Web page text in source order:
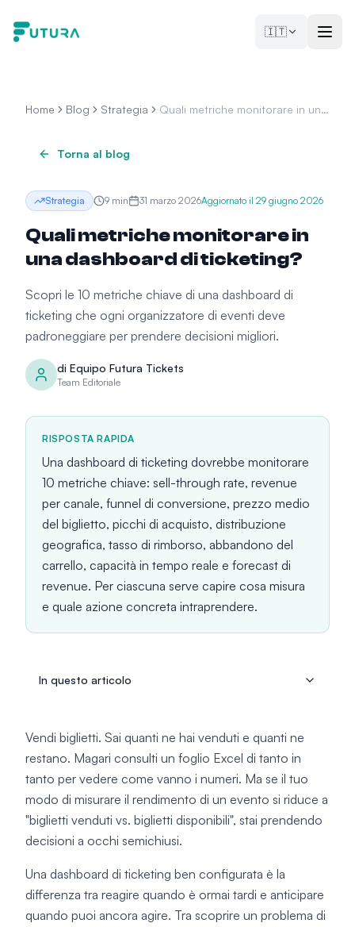
🇮🇹
Home Blog Strategia
Quali metriche monitorare in una
Torna al blog
Strategia 9 min 31 marzo 2026Aggiornato il 29 giugno 2026
Quali metriche monitorare in
una dashboard di ticketing?
Scopri le 10 metriche chiave di una dashboard di
ticketing che ogni organizzatore di eventi deve
padroneggiare per prendere decisioni migliori.
di Equipo Futura Tickets
Team Editoriale
RISPOSTA RAPIDA
Una dashboard di ticketing dovrebbe monitorare
10 metriche chiave: sell-through rate, revenue
per canale, funnel di conversione, prezzo medio
del biglietto, picchi di acquisto, distribuzione
geografica, tasso di rimborso, abbandono del
carrello, capacità in tempo reale e forecast di
revenue. Per ciascuna serve capire cosa misura
e quale azione concreta intraprendere.
In questo articolo
Vendi biglietti. Sai quanti ne hai venduti e quanti ne
restano. Magari consulti un foglio Excel di tanto in
tanto per vedere come vanno i numeri. Ma se il tuo
modo di misurare il rendimento di un evento si riduce a
"biglietti venduti vs. biglietti disponibili", stai prendendo
decisioni a occhi semichiusi.
Una dashboard di ticketing ben configurata è la
differenza tra reagire quando è ormai tardi e anticipare
quando puoi ancora agire. Tra scoprire un problema di